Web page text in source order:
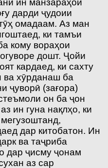
ин манзараҳои
дарди ҷудоии
омадаам. Аз ман
ки тамъи
кому вораҳои
дошт. Ҷойи
кардаед, ки сахту
ва хӯрданаш ба
ҷуворӣ (зағора)
он ба ҷон
ин гуна нақлҳо, ки
дар китобатон. Ин
ва таҷриба
дар ҷисму ҷонам
аз сар